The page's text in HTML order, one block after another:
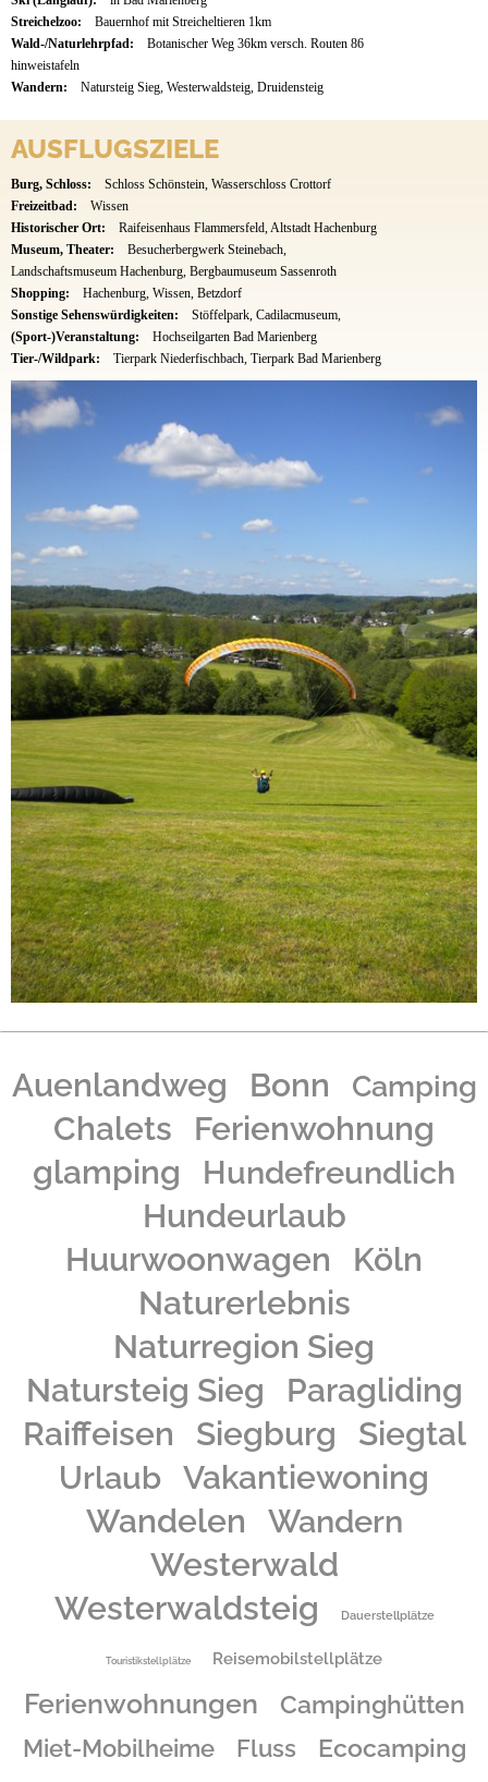
Streichelzoo:
Bauernhof mit Streicheltieren 1km
Wald-/Naturlehrpfad:
Botanischer Weg 36km versch. Routen 86
hinweistafeln
Wandern:
Natursteig Sieg, Westerwaldsteig, Druidensteig
AUSFLUGSZIELE
Burg, Schloss:
Schloss Schönstein, Wasserschloss Crottorf
Freizeitbad:
Wissen
Historischer Ort:
Raifeisenhaus Flammersfeld, Altstadt Hachenburg
Museum, Theater:
Besucherbergwerk Steinebach,
Landschaftsmuseum Hachenburg, Bergbaumuseum Sassenroth
Shopping:
Hachenburg, Wissen, Betzdorf
Sonstige Sehenswürdigkeiten:
Stöffelpark, Cadilacmuseum,
(Sport-)Veranstaltung:
Hochseilgarten Bad Marienberg
Tier-/Wildpark:
Tierpark Niederfischbach, Tierpark Bad Marienberg
Auenlandweg Bonn Camping
Chalets
Ferienwohnung
glamping
Hundefreundlich
Hundeurlaub
Huurwoonwagen
Köln
Naturerlebnis
Naturregion Sieg
Natursteig Sieg
Paragliding
Raiffeisen
Siegburg
Siegtal
Urlaub Vakantiewoning
Wandelen
Wandern
Westerwald
Westerwaldsteig
Dauerstellplätze
Touristikstellplätze Reisemobilstellplätze
Ferienwohnungen Campinghütten
Miet-Mobilheime Fluss Ecocamping